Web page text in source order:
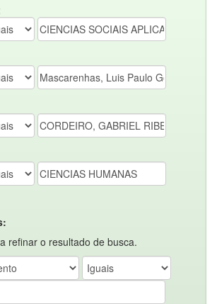
refinar o resultado de busca.